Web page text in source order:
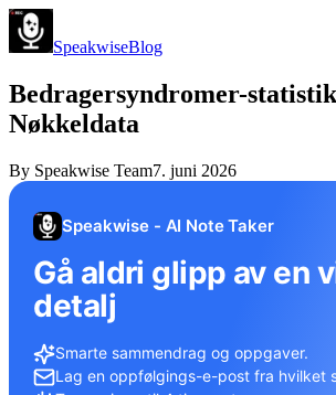
SpeakwiseBlog
Bedragersyndromer-
Nøkkeldata
By Speakwise Team7. juni 2026
Speakwise - AI Note Taker
Gå aldri glipp av en
detalj
Smarte sammendrag og oppgaver.
Lag en oppfølgings-e-post fra hvilket